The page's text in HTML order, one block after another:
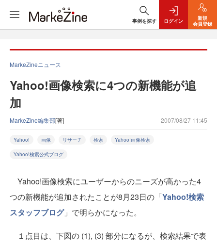
事例を探す ログイン
新規
会員登録
MarkeZineニュース
Yahoo!画像検索に4つの新機能が追
加
MarkeZine編集部[著] 2007/08/27 11:45
Yahoo! 画像 リサーチ 検索 Yahoo!画像検索
Yahoo!検索公式ブログ
Yahoo!画像検索にユーザーからのニーズが高かった4
つの新機能が追加されたことが8月23日の「Yahoo!検索
スタッフブログ」で明らかになった。
１点目は、下図の (1), (3) 部分になるが、検索結果で表